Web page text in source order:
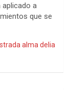
aplicado a
que se
alma delia